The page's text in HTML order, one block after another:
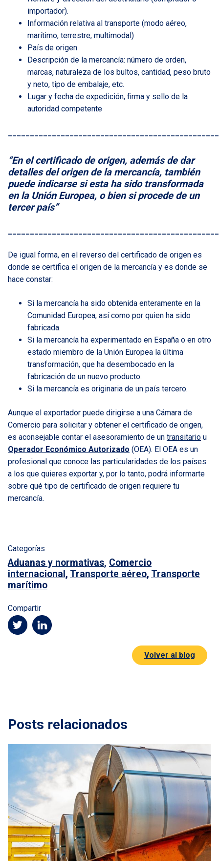
importador).
Información relativa al transporte (modo aéreo,
marítimo, terrestre, multimodal)
País de origen
Descripción de la mercancía: número de orden,
marcas, naturaleza de los bultos, cantidad, peso bruto
y neto, tipo de embalaje, etc.
Lugar y fecha de expedición, firma y sello de la
autoridad competente
“En el certificado de origen, además de dar
detalles del origen de la mercancía, también
puede indicarse si esta ha sido transformada
en la Unión Europea, o bien si procede de un
tercer país”
De igual forma, en el reverso del certificado de origen es
donde se certifica el origen de la mercancía y es donde se
hace constar:
Si la mercancía ha sido obtenida enteramente en la
Comunidad Europea, así como por quien ha sido
fabricada.
Si la mercancía ha experimentado en España o en otro
estado miembro de la Unión Europea la última
transformación, que ha desembocado en la
fabricación de un nuevo producto.
Si la mercancía es originaria de un país tercero.
Aunque el exportador puede dirigirse a una Cámara de
Comercio para solicitar y obtener el certificado de origen,
es aconsejable contar el asesoramiento de un transitario u
Operador Económico Autorizado (OEA). El OEA es un
profesional que conoce las particularidades de los países
a los que quieres exportar y, por lo tanto, podrá informarte
sobre qué tipo de certificado de origen requiere tu
mercancía.
Categorías
Aduanas y normativas, Comercio
internacional , Transporte aéreo, Transporte
marítimo
Compartir
Volver al blog
Posts relacionados